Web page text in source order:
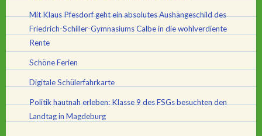
Mit Klaus Pfesdorf geht ein absolutes Aushängeschild des
Friedrich-Schiller-Gymnasiums Calbe in die wohlverdiente
Rente
Schöne Ferien
Digitale Schülerfahrkarte
Politik hautnah erleben: Klasse 9 des FSGs besuchten den
Landtag in Magdeburg